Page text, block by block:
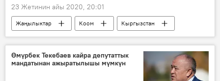
23 Жетинин айы 2020, 20:01
Жаңылыктар Коом
Кыргызстан
Саясат
жер
трансформациялоо
мыйзам
Өмүрбек Текебаев кайра депутаттык
мандатынан ажыратылышы мүмкүн